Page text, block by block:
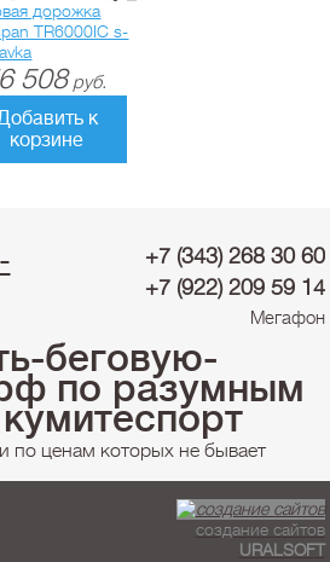
дорожка
TR6000IC s-
508 руб.
к
корзине
+7 (343) 268 30 60
+7 (922) 209 59 14
Мегафон
беговую-
по разумным
по ценам которых не бывает
создание сайтов
URALSOFT